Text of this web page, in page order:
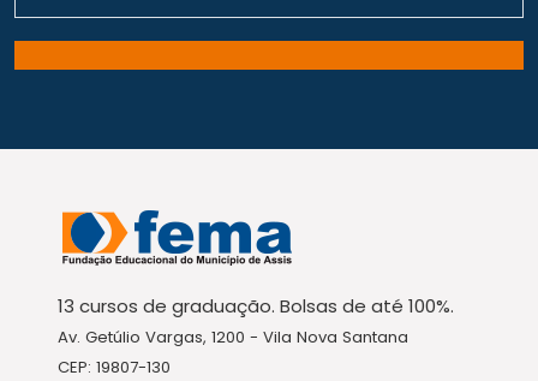
13 cursos de graduação. Bolsas de até 100%.
Av. Getúlio Vargas, 1200 - Vila Nova Santana
CEP: 19807-130